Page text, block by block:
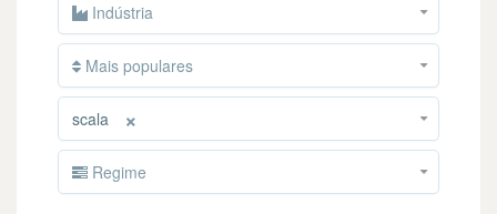
Indústria
Mais populares
×
scala
Regime